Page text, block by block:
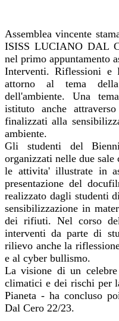
Assemblea vincente
ISISS LUCIANO DAL
nel primo appuntamento
Interventi. Riflessioni e
attorno al tema
dell'ambiente. Una
istituto anche
finalizzati alla
ambiente.
Gli studenti del
organizzati nelle due
le attivita' illustrate in
presentazione del
realizzato dagli studenti
sensibilizzazione in
dei rifiuti. Nel corso
interventi da parte di
rilievo anche la
e al cyber bullismo.
La visione di un
climatici e dei rischi per
Pianeta - ha concluso
Dal Cero 22/23.